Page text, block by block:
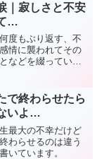
｜寂しさと不安
…
度もぶり返す、不
情に襲われてその
などを綴っていま
で終わらせたら
いよ…
最大の不幸だけど
わらせるのは違う
いています。